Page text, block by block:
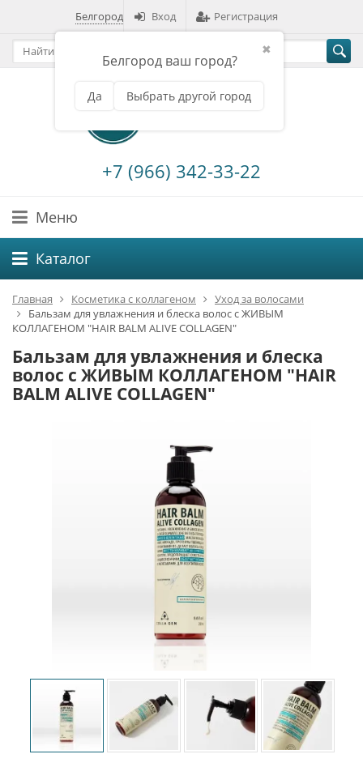
Белгород
✖
Белгород ваш город?
Да Выбрать другой город
Вход Регистрация
+7 (966) 342-33-22
Меню
Каталог
Главная Косметика с коллагеном
Уход за волосами
Бальзам для увлажнения и блеска волос с ЖИВЫМ
КОЛЛАГЕНОМ "HAIR BALM ALIVE COLLAGEN"
Бальзам для увлажнения и блеска
волос с ЖИВЫМ КОЛЛАГЕНОМ "HAIR
BALM ALIVE COLLAGEN"